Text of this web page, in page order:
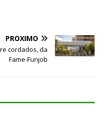
PRÓXIMO
cordados, da
Fame-Funjob